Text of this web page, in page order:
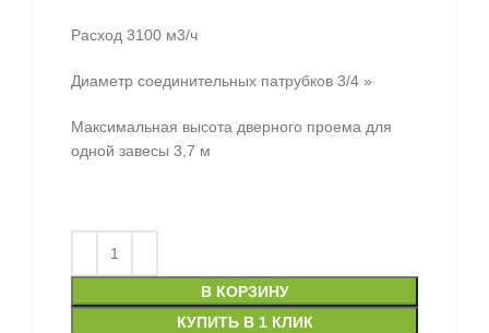
Расход 3100 м3/ч
Диаметр соединительных патрубков 3/4 »
Максимальная высота дверного проема для
одной завесы 3,7 м
В КОРЗИНУ
КУПИТЬ В 1 КЛИК